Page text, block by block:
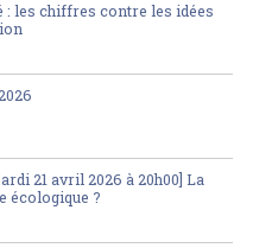
: les chiffres contre les idées
21 avril 2026 à 20h00] La
écologique ?